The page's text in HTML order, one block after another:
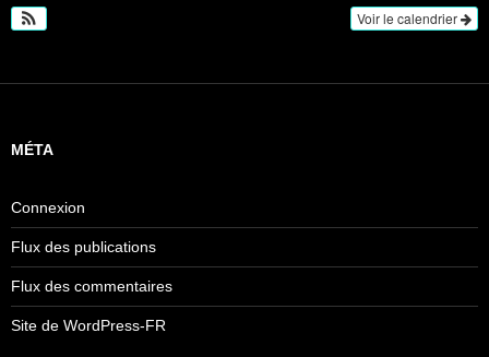
Voir le calendrier
MÉTA
Connexion
Flux des publications
Flux des commentaires
Site de WordPress-FR